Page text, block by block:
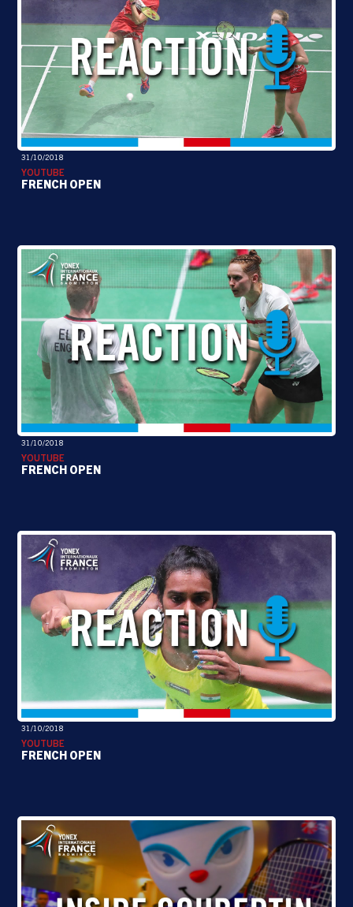
31/10/2018
YOUTUBE
FRENCH OPEN
31/10/2018
YOUTUBE
FRENCH OPEN
31/10/2018
YOUTUBE
FRENCH OPEN